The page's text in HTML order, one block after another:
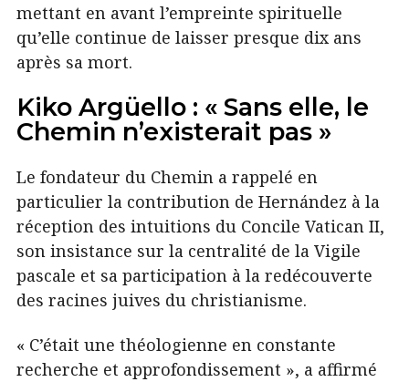
mettant en avant l’empreinte spirituelle
qu’elle continue de laisser presque dix ans
après sa mort.
Kiko Argüello : « Sans elle, le
Chemin n’existerait pas »
Le fondateur du Chemin a rappelé en
particulier la contribution de Hernández à la
réception des intuitions du Concile Vatican II,
son insistance sur la centralité de la Vigile
pascale et sa participation à la redécouverte
des racines juives du christianisme.
« C’était une théologienne en constante
recherche et approfondissement », a affirmé